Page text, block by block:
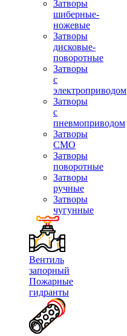
Затворы
шиберные-
ножевые
Затворы
дисковые-
поворотные
Затворы
с
электроприводом
Затворы
с
пневмоприводом
Затворы
СМО
Затворы
поворотные
Затворы
ручные
Затворы
чугунные
Вентиль
запорный
Пожарные
гидранты